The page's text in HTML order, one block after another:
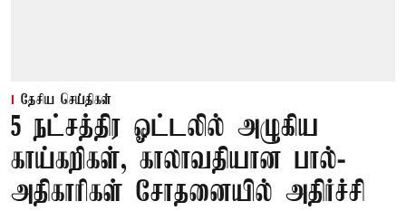
தேசிய செய்திகள்
5 நட்சத்திர ஓட்டலில் அழுகிய
காய்கறிகள், காலாவதியான பால்-
அதிகாரிகள் சோதனையில் அதிர்ச்சி